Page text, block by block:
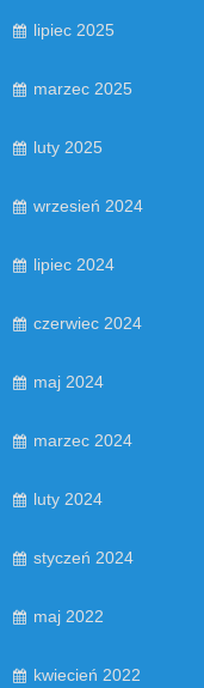
lipiec 2025
marzec 2025
luty 2025
wrzesień 2024
lipiec 2024
czerwiec 2024
maj 2024
marzec 2024
luty 2024
styczeń 2024
maj 2022
kwiecień 2022